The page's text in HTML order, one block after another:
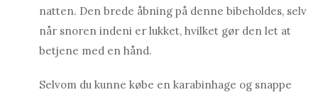
natten. Den brede åbning på denne bibeholdes, selv
når snoren indeni er lukket, hvilket gør den let at
betjene med en hånd.
Selvom du kunne købe en karabinhage og snappe